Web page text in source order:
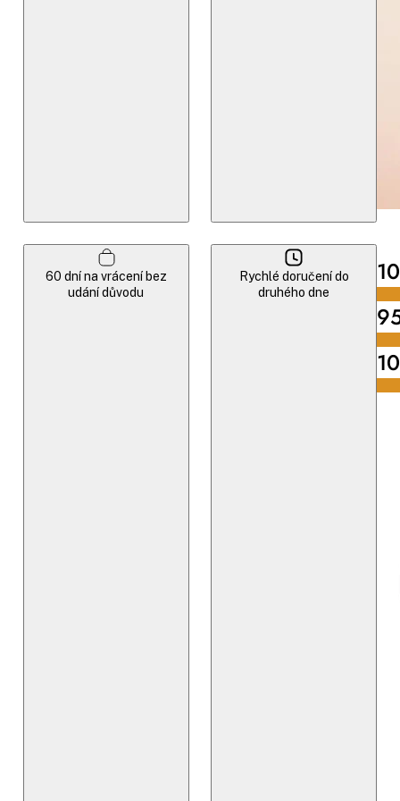
60 dní na vrácení bez
udání důvodu
Rychlé doručení do
druhého dne